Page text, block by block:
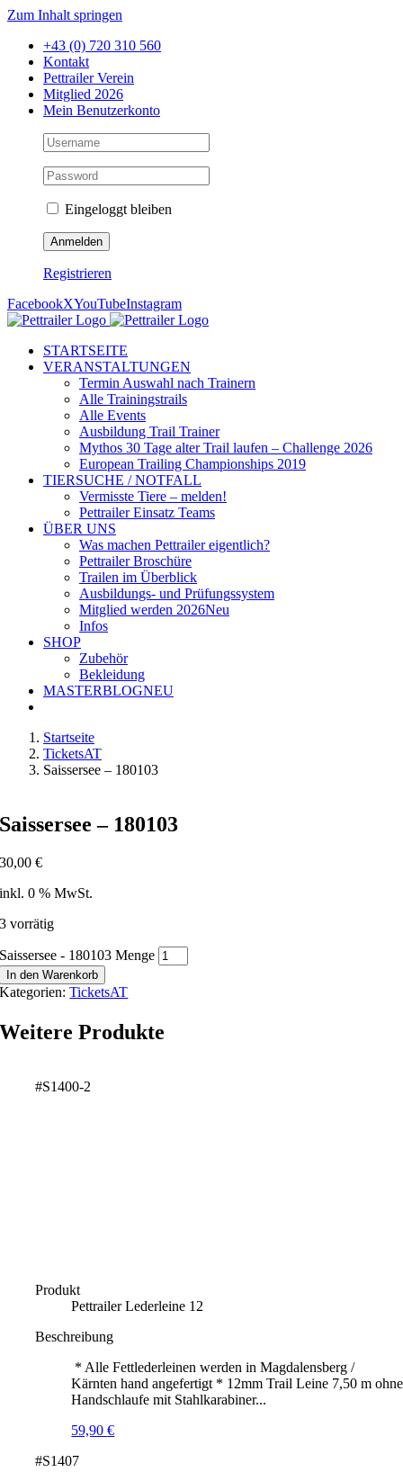
Zum Inhalt springen
+43 (0) 720 310 560
Kontakt
Pettrailer Verein
Mitglied 2026
Mein Benutzerkonto
Eingeloggt bleiben
Registrieren
FacebookXYouTubeInstagram
STARTSEITE
VERANSTALTUNGEN
Termin Auswahl nach Trainern
Alle Trainingstrails
Alle Events
Ausbildung Trail Trainer
Mythos 30 Tage alter Trail laufen – Challenge 2026
European Trailing Championships 2019
TIERSUCHE / NOTFALL
Vermisste Tiere – melden!
Pettrailer Einsatz Teams
ÜBER UNS
Was machen Pettrailer eigentlich?
Pettrailer Broschüre
Trailen im Überblick
Ausbildungs- und Prüfungssystem
Mitglied werden 2026Neu
Infos
SHOP
Zubehör
Bekleidung
MASTERBLOGNEU
Startseite
TicketsAT
Saissersee – 180103
Saissersee – 180103
30,00€
inkl. 0 % MwSt.
3 vorrätig
Saissersee - 180103 Menge
In den Warenkorb
Kategorien:TicketsAT
Weitere Produkte
#S1400-2
Produkt
Pettrailer Lederleine 12
Beschreibung
* Alle Fettlederleinen werden in Magdalensberg /
Kärnten hand angefertigt * 12mm Trail Leine 7,50 m ohne
Handschlaufe mit Stahlkarabiner...
59,90€
#S1407